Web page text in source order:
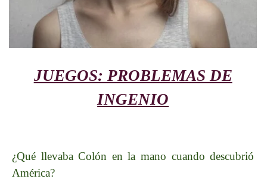
JUEGOS: PROBLEMAS DE
INGENIO
¿Qué llevaba Colón en la mano cuando descubrió
América?